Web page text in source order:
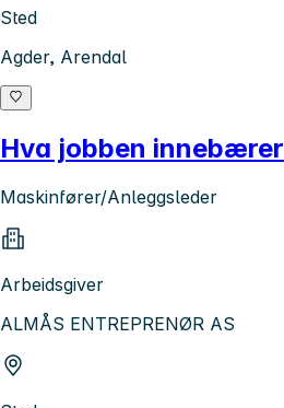
Sted
Agder, Arendal
Hva jobben innebærer
Maskinfører/Anleggsleder
Arbeidsgiver
ALMÅS ENTREPRENØR AS